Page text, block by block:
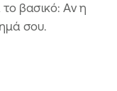
βασικό: Αν η
σου.